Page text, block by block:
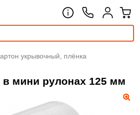
укрывочный, плёнка
в мини рулонах 125 мм